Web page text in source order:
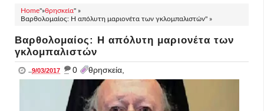
Home"»θρησκεία" »
Βαρθολομαίος: Η απόλυτη μαριονέτα των γκλομπαλιστών" »
Βαρθολομαίος: Η απόλυτη μαριονέτα των
γκλομπαλιστών
..9/03/2017 _ 0 θρησκεία,